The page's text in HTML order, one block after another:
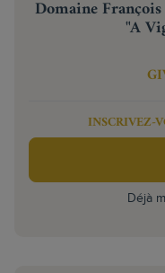
Domaine
"A
INSCRIVEZ-
Déjà